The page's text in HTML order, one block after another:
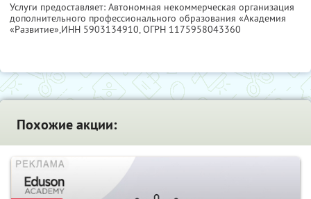
Услуги предоставляет: Автономная некоммерческая организация
дополнительного профессионального образования «Академия
«Развитие»,ИНН 5903134910, ОГРН 1175958043360
Похожие акции: